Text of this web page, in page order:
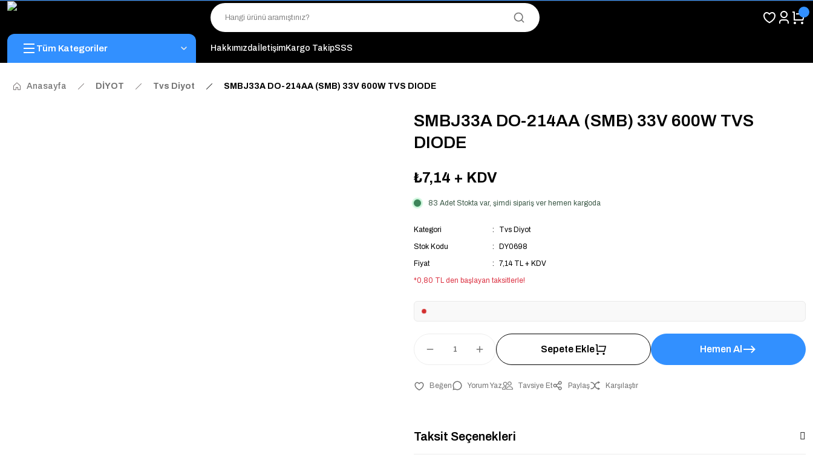
"Saat 14:00'a Kadar Verilen Siparişlerde Aynı Gün Kargo Avantajı!
"Binlerce Ürün Çeşitliliği ile Stoktan Hemen Teslim."
"Toptan Fiyatına Perakende Satış Avantajını Kaçırmayın!"
"Üyelere Özel: Stok Önceliği ve Proje Fiyatları."
Tüm Kategoriler HakkımızdaİletişimKargo TakipSSS
Anasayfa DİYOT Tvs Diyot SMBJ33A DO-214AA (SMB) 33V 600W TVS DIODE
SMBJ33A DO-214AA (SMB) 33V 600W TVS
DIODE
₺7,14 + KDV
83 Adet Stokta var, şimdi sipariş ver hemen kargoda
Kategori
Tvs Diyot
Stok Kodu
DY0698
Fiyat
7,14 TL + KDV
*0,80 TL den başlayan taksitlerle!
Sepete Ekle Hemen Al
Yorum Yaz Tavsiye Et Paylaş Karşılaştır
Taksit Seçenekleri